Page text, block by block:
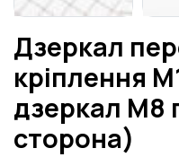
Дзеркал
кріплення
дзеркал М8
сторона)